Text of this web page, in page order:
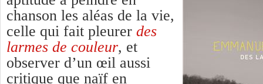
chanson les aléas de la vie,
celle qui fait pleurer des
larmes de couleur, et
observer d’un œil aussi
critique que naïf en